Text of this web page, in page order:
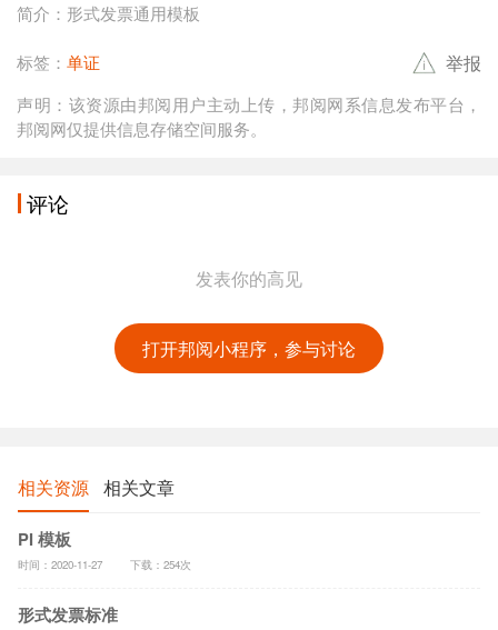
简介：形式发票通用模板
标签： 单证 举报
声明：该资源由邦阅用户主动上传，邦阅网系信息发布平台，
邦阅网仅提供信息存储空间服务。
评论
发表你的高见
打开邦阅小程序，参与讨论
相关资源 相关文章
PI 模板
时间：2020-11-27 下载：254次
形式发票标准